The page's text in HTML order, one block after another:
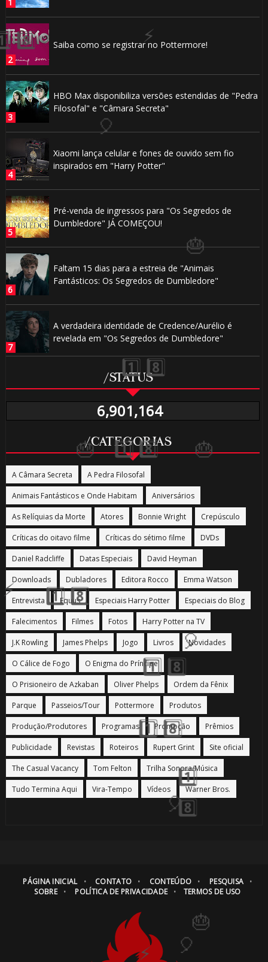
Saiba como se registrar no Pottermore!
HBO Max disponibiliza versões estendidas de "Pedra
Filosofal" e "Câmara Secreta"
Xiaomi lança celular e fones de ouvido sem fio
inspirados em "Harry Potter"
Pré-venda de ingressos para "Os Segredos de
Dumbledore" JÁ COMEÇOU!
Faltam 15 dias para a estreia de "Animais
Fantásticos: Os Segredos de Dumbledore"
A verdadeira identidade de Credence/Aurélio é
revelada em "Os Segredos de Dumbledore"
/STATUS
6,901,164
/CATEGORIAS
A Câmara Secreta A Pedra Filosofal
Animais Fantásticos e Onde Habitam Aniversários
As Relíquias da Morte Atores Bonnie Wright Crepúsculo
Críticas do oitavo filme Críticas do sétimo filme DVDs
Daniel Radcliffe Datas Especiais David Heyman
Downloads Dubladores Editora Rocco Emma Watson
Entrevista Equus Especiais Harry Potter Especiais do Blog
Falecimentos Filmes Fotos Harry Potter na TV
J.K Rowling James Phelps Jogo Livros Novidades
O Cálice de Fogo O Enigma do Príncipe
O Prisioneiro de Azkaban Oliver Phelps Ordem da Fênix
Parque Passeios/Tour Pottermore Produtos
Produção/Produtores Programas Promoção Prêmios
Publicidade Revistas Roteiros Rupert Grint Site oficial
The Casual Vacancy Tom Felton Trilha Sonora/Música
Tudo Termina Aqui Vira-Tempo Vídeos Warner Bros.
PÁGINA INICIAL CONTATO CONTEÚDO
PESQUISA
SOBRE
POLÍTICA DE PRIVACIDADE TERMOS DE USO
🎂
🎂
🎈
🎈
1️⃣
8️⃣
🎈
🎂
⚡
🎈
🎂